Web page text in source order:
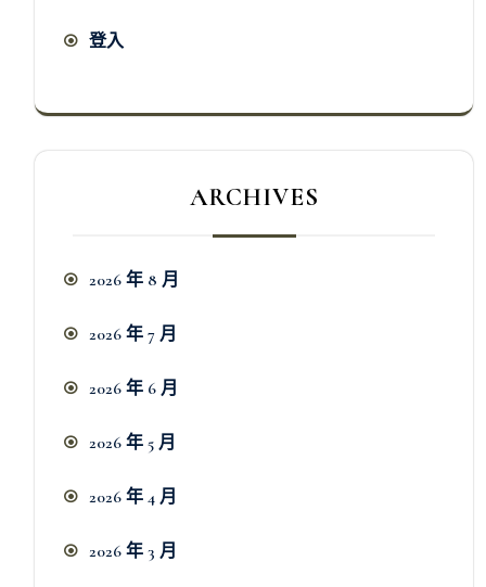
登入
ARCHIVES
2026 年 8 月
2026 年 7 月
2026 年 6 月
2026 年 5 月
2026 年 4 月
2026 年 3 月